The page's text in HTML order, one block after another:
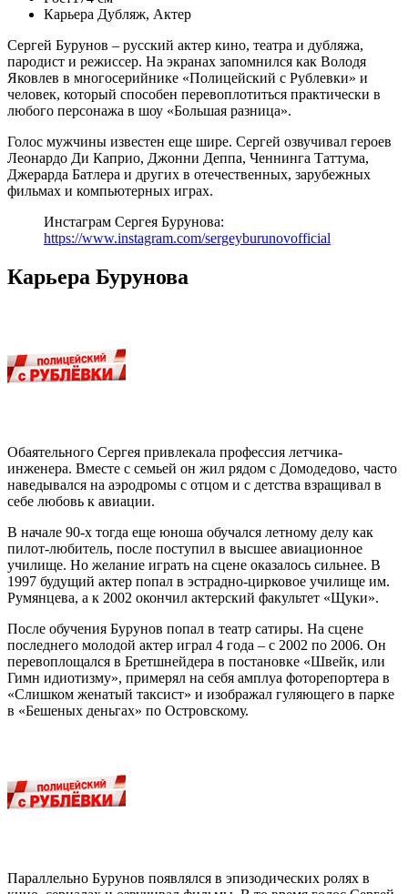
Карьера Дубляж, Актер
Сергей Бурунов – русский актер кино, театра и дубляжа,
пародист и режиссер. На экранах запомнился как Володя
Яковлев в многосерийнике «Полицейский с Рублевки» и
человек, который способен перевоплотиться практически в
любого персонажа в шоу «Большая разница».
Голос мужчины известен еще шире. Сергей озвучивал героев
Леонардо Ди Каприо, Джонни Деппа, Ченнинга Таттума,
Джерарда Батлера и других в отечественных, зарубежных
фильмах и компьютерных играх.
Инстаграм Сергея Бурунова:
https://www.instagram.com/sergeyburunovofficial
Карьера Бурунова
Обаятельного Сергея привлекала профессия летчика-
инженера. Вместе с семьей он жил рядом с Домодедово, часто
наведывался на аэродромы с отцом и с детства взращивал в
себе любовь к авиации.
В начале 90-х тогда еще юноша обучался летному делу как
пилот-любитель, после поступил в высшее авиационное
училище. Но желание играть на сцене оказалось сильнее. В
1997 будущий актер попал в эстрадно-цирковое училище им.
Румянцева, а к 2002 окончил актерский факультет «Щуки».
После обучения Бурунов попал в театр сатиры. На сцене
последнего молодой актер играл 4 года – с 2002 по 2006. Он
перевоплощался в Бретшнейдера в постановке «Швейк, или
Гимн идиотизму», примерял на себя амплуа фоторепортера в
«Слишком женатый таксист» и изображал гуляющего в парке
в «Бешеных деньгах» по Островскому.
Параллельно Бурунов появлялся в эпизодических ролях в